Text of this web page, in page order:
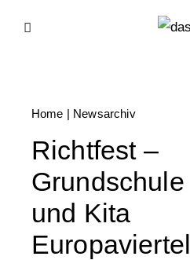
Home | Newsarchiv
Richtfest –
Grundschule
und Kita
Europaviertel